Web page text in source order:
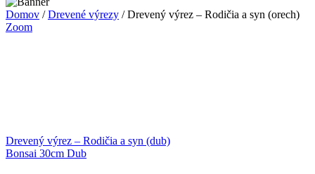
Domov / Drevené výrezy /Drevený výrez – Rodičia a syn (orech)
Zoom
Drevený výrez – Rodičia a syn (dub)
Bonsai 30cm Dub